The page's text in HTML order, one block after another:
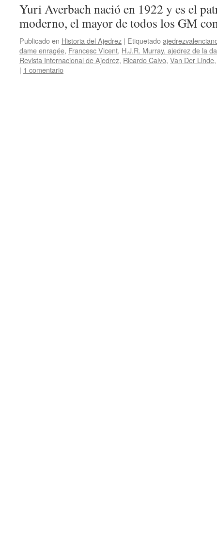
Yuri Averbach nació en 1922 y es el
moderno, el mayor de todos los GM
Publicado en Historia del Ajedrez | Etiquetado
dame enragée, Francesc Vicent, H.J.R. Murray. ajedrez de la
Revista Internacional de Ajedrez, Ricardo Calvo, Van Der Linde
| 1 comentario